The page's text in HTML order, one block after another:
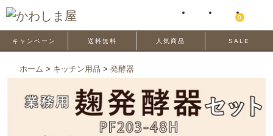
0
キャンペーン 送料無料 人気商品 SALE
ホーム > キッチン用品 > 発酵器